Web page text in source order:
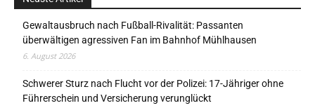
Gewaltausbruch nach Fußball-Rivalität: Passanten
überwältigen agressiven Fan im Bahnhof Mühlhausen
6. August 2026
Schwerer Sturz nach Flucht vor der Polizei: 17-Jähriger ohne
Führerschein und Versicherung verunglückt